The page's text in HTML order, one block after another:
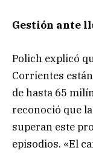
Gestión ante
Polich explicó
Corrientes
de hasta 65
reconoció que
superan este
episodios. «El